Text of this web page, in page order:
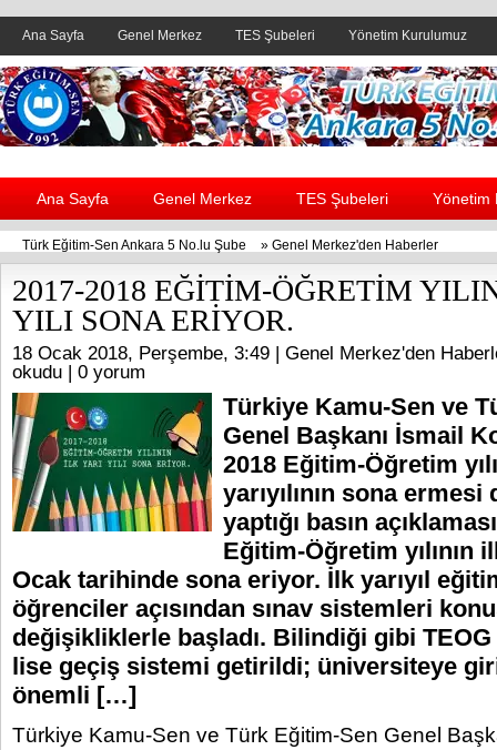
Ana Sayfa Genel Merkez TES Şubeleri Yönetim Kurulumuz
Header yanı reklam alanı
Ana Sayfa Genel Merkez TES Şubeleri Yönetim
Türk Eğitim-Sen Ankara 5 No.lu Şube » Genel Merkez'den Haberler
2017-2018 EĞİTİM-ÖĞRETİM
YILI SONA ERİYOR.
18 Ocak 2018, Perşembe, 3:49 | Genel Merkez'den
okudu | 0 yorum
Türkiye Kamu-Sen ve
Genel Başkanı İsmail
2018 Eğitim-Öğretim
yarıyılının sona ermesi
yaptığı basın
Eğitim-Öğretim yılının
Ocak tarihinde sona eriyor. İlk yarıyıl
öğrenciler açısından sınav sistemleri
değişikliklerle başladı. Bilindiği gibi TEOG
lise geçiş sistemi getirildi; üniversiteye
önemli […]
Türkiye Kamu-Sen ve Türk Eğitim-Sen Genel